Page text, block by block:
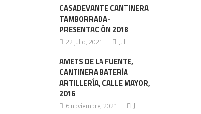
CASADEVANTE CANTINERA
TAMBORRADA-
PRESENTACIÓN 2018
22 julio, 2021 J. L.
AMETS DE LA FUENTE,
CANTINERA BATERÍA
ARTILLERÍA, CALLE MAYOR,
2016
6 noviembre, 2021 J. L.